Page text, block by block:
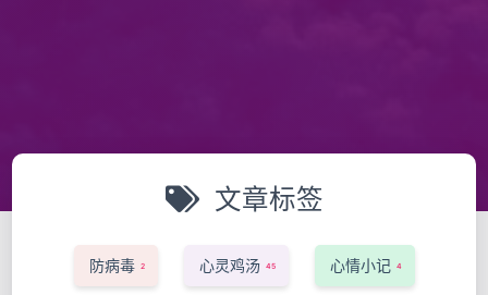
文章标签
防病毒 2 心灵鸡汤 45 心情小记 4